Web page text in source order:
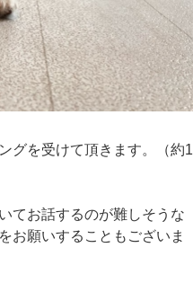
グを受けて頂きます。（約1
てお話するのが難しそうな
お願いすることもございま